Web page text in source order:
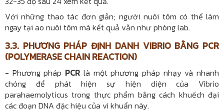
Với những thao tác đơn giản; người nuôi tôm có thể làm
ngay tại ao nuôi tôm mà kết quả vẫn như phòng lab.
3.3. PHƯƠNG PHÁP ĐỊNH DANH VIBRIO BẰNG PCR
(POLYMERASE CHAIN REACTION)
- Phương pháp PCR là một phương pháp nhạy và nhanh
chóng để phát hiện sự hiện diện của Vibrio
parahaemolyticus trong thực phẩm bằng cách khuếch đại
các đoạn DNA đặc hiệu của vi khuẩn này.